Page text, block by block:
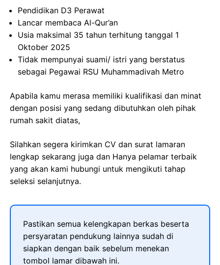
Pendidikan D3 Perawat
Lancar membaca Al-Qur’an
Usia maksimal 35 tahun terhitung tanggal 1
Oktober 2025
Tidak mempunyai suami/ istri yang berstatus
sebagai Pegawai RSU Muhammadivah Metro
Apabila kamu merasa memiliki kualifikasi dan minat
dengan posisi yang sedang dibutuhkan oleh pihak
rumah sakit diatas,
Silahkan segera kirimkan CV dan surat lamaran
lengkap sekarang juga dan Hanya pelamar terbaik
yang akan kami hubungi untuk mengikuti tahap
seleksi selanjutnya.
Pastikan semua kelengkapan berkas beserta
persyaratan pendukung lainnya sudah di
siapkan dengan baik sebelum menekan
tombol lamar dibawah ini.